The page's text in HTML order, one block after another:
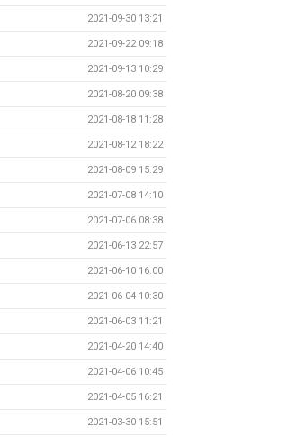
2021-09-30 13:21
2021-09-22 09:18
2021-09-13 10:29
2021-08-20 09:38
2021-08-18 11:28
2021-08-12 18:22
2021-08-09 15:29
2021-07-08 14:10
2021-07-06 08:38
2021-06-13 22:57
2021-06-10 16:00
2021-06-04 10:30
2021-06-03 11:21
2021-04-20 14:40
2021-04-06 10:45
2021-04-05 16:21
2021-03-30 15:51